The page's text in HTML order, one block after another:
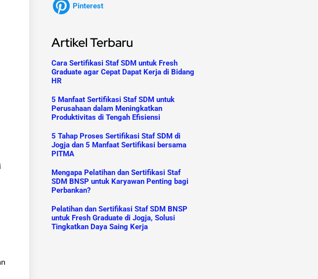
Pinterest
Artikel Terbaru
Cara Sertifikasi Staf SDM untuk Fresh
Graduate agar Cepat Dapat Kerja di Bidang
HR
5 Manfaat Sertifikasi Staf SDM untuk
Perusahaan dalam Meningkatkan
Produktivitas di Tengah Efisiensi
5 Tahap Proses Sertifikasi Staf SDM di
Jogja dan 5 Manfaat Sertifikasi bersama
PITMA
Mengapa Pelatihan dan Sertifikasi Staf
SDM BNSP untuk Karyawan Penting bagi
Perbankan?
Pelatihan dan Sertifikasi Staf SDM BNSP
untuk Fresh Graduate di Jogja, Solusi
Tingkatkan Daya Saing Kerja